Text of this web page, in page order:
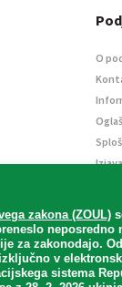
zakona (ZOUL)
neposredno
za zakonodajo.
v
sistema
O
/ Vse pravice